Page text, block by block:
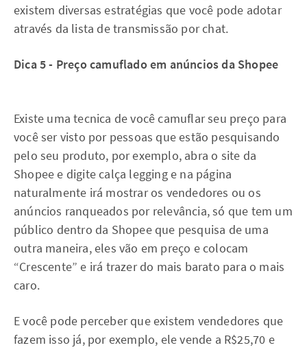
existem diversas estratégias que você pode adotar
através da lista de transmissão por chat.
Dica 5 - Preço camuflado em anúncios da Shopee
Existe uma tecnica de você camuflar seu preço para
você ser visto por pessoas que estão pesquisando
pelo seu produto, por exemplo, abra o site da
Shopee e digite calça legging e na página
naturalmente irá mostrar os vendedores ou os
anúncios ranqueados por relevância, só que tem um
público dentro da Shopee que pesquisa de uma
outra maneira, eles vão em preço e colocam
“Crescente” e irá trazer do mais barato para o mais
caro.
E você pode perceber que existem vendedores que
fazem isso já, por exemplo, ele vende a R$25,70 e